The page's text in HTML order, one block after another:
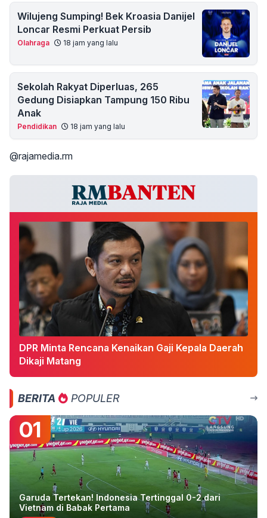
Wilujeng Sumping! Bek Kroasia Danijel
Loncar Resmi Perkuat Persib
Olahraga 18 jam yang lalu
Sekolah Rakyat Diperluas, 265
Gedung Disiapkan Tampung 150 Ribu
Anak
Pendidikan 18 jam yang lalu
@rajamedia.rm
DPR Minta Rencana Kenaikan Gaji Kepala Daerah
Dikaji Matang
BERITA POPULER
01
Garuda Tertekan! Indonesia Tertinggal 0-2 dari
Vietnam di Babak Pertama